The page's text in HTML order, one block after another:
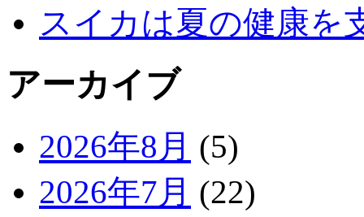
スイカは夏の健康を
アーカイブ
2026年8月 (5)
2026年7月 (22)